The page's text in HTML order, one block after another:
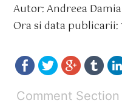
Autor: Andreea
Ora si data publicarii:
Comment Section